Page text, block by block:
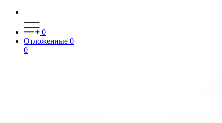
0
Отложенные 0
0